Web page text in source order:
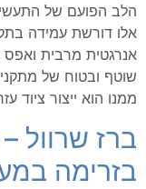
הלב הפועם של
אלו דורשת עמידה
אנרגטית מרבית
שוטף ובטוח של
ממנו הוא ייצור
ברז שרוול
בזרימה